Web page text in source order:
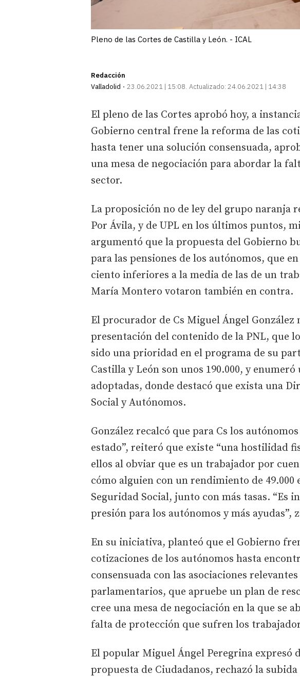
Pleno de las Cortes de Castilla y León. - ICAL
Redacción
Valladolid
23.06.2021 | 15:08 Actualizado: 24.06.2021 | 14:38
El pleno de las Cortes aprobó hoy, a
Gobierno central frene la reforma de las
hasta tener una solución consensuada,
una mesa de negociación para abordar la
sector.
La proposición no de ley del grupo naranja
Por Ávila, y de UPL en los últimos puntos,
argumentó que la propuesta del Gobierno
para las pensiones de los autónomos, que
ciento inferiores a la media de las de un
María Montero votaron también en contra.
El procurador de Cs Miguel Ángel González
presentación del contenido de la PNL, que
sido una prioridad en el programa de su
Castilla y León son unos 190.000, y
adoptadas, donde destacó que exista una
Social y Autónomos.
González recalcó que para Cs los
estado”, reiteró que existe “una hostilidad
ellos al obviar que es un trabajador por
cómo alguien con un rendimiento de 49.000
Seguridad Social, junto con más tasas. “Es
presión para los autónomos y más ayudas”,
En su iniciativa, planteó que el Gobierno
cotizaciones de los autónomos hasta
consensuada con las asociaciones
parlamentarios, que apruebe un plan de
cree una mesa de negociación en la que se
falta de protección que sufren los
El popular Miguel Ángel Peregrina expresó
propuesta de Ciudadanos, rechazó la